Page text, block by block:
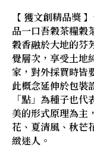
【 獲文創精品獎
品一口吾穀茶糧穀
穀香融於大地的芬
覺層次，享受土地
家，對外採買時皆
此概念延伸於包裝
「點」為種子也
美的形式原理為主
花、夏清風、秋芒
緻迷人。